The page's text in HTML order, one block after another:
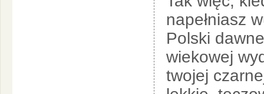
napełniasz
Polski
wiekowej
twojej